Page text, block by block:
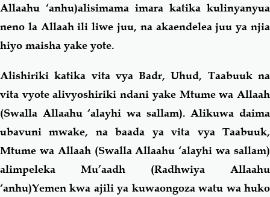
Allaahu ‘anhu)alisimama imara katika kulinyanyua
neno la Allaah ili liwe juu, na akaendelea juu ya njia
hiyo maisha yake yote.
Alishiriki katika vita vya Badr, Uhud, Taabuuk na
vita vyote alivyoshiriki ndani yake Mtume wa Allaah
(Swalla Allaahu ‘alayhi wa sallam). Alikuwa daima
ubavuni mwake, na baada ya vita vya Taabuuk,
Mtume wa Allaah (Swalla Allaahu ‘alayhi wa sallam)
alimpeleka Mu’aadh (Radhwiya Allaahu
‘anhu)Yemen kwa ajili ya kuwaongoza watu wa huko